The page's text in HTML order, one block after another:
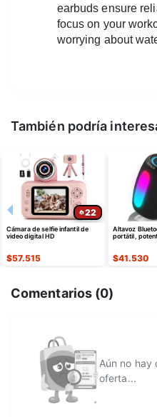
earbuds ensure
focus on your
worrying about
También podría
22
Cámara de selfie infantil de
video digital HD
$57.515
Altavoz
portátil,
$41.530
Comentarios (0)
Aún no hay
oferta...